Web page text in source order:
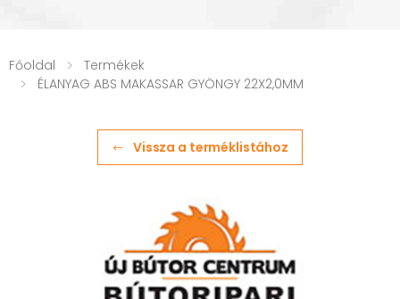
Főoldal
Termékek
ÉLANYAG ABS MAKASSAR GYÖNGY 22X2,0MM
Vissza a terméklistához